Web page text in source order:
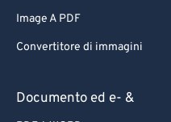
Image A PDF
Convertitore di immagini
Documento ed e- &